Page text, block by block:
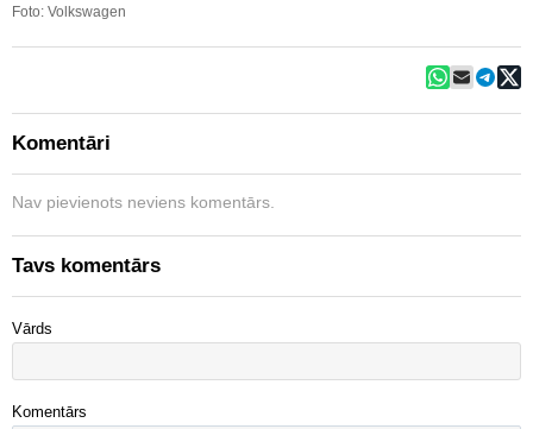
Foto: Volkswagen
Komentāri
Nav pievienots neviens komentārs.
Tavs komentārs
Vārds
Komentārs